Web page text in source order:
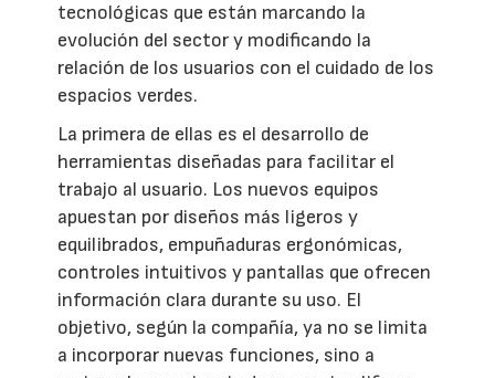
tecnológicas que están marcando la
evolución del sector y modificando la
relación de los usuarios con el cuidado de los
espacios verdes.
La primera de ellas es el desarrollo de
herramientas diseñadas para facilitar el
trabajo al usuario. Los nuevos equipos
apuestan por diseños más ligeros y
equilibrados, empuñaduras ergonómicas,
controles intuitivos y pantallas que ofrecen
información clara durante su uso. El
objetivo, según la compañía, ya no se limita
a incorporar nuevas funciones, sino a